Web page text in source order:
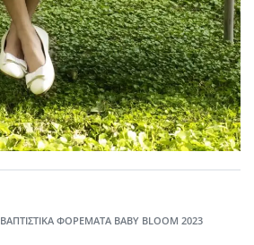
ΒΑΠΤΙΣΤΙΚΆ ΦΟΡΈΜΑΤΑ BABY BLOOM 2023